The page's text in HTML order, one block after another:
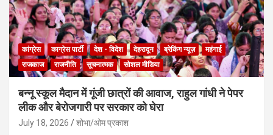
कांग्रेस काग्रेस पार्टी देश - विदेश देहरादून ब्रेकिंग न्यूज़
महंगाई
राजकाज
राजनीति सूचनात्मक सोशल मीडिया
बन्नू स्कूल मैदान में गूंजी छात्रों की आवाज, राहुल गांधी ने पेपर
लीक और बेरोजगारी पर सरकार को घेरा
July 18, 2026 शोभा/ओम प्रकाश